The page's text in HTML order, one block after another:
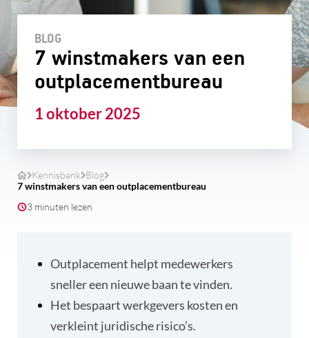
BLOG
7 winstmakers van een
outplacementbureau
1 oktober 2025
Kennisbank Blog
7 winstmakers van een outplacementbureau
3 minuten lezen
Outplacement helpt medewerkers
sneller een nieuwe baan te vinden.
Het bespaart werkgevers kosten en
verkleint juridische risico’s.